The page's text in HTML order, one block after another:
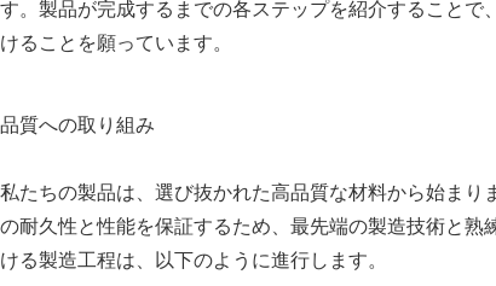
す。製品が完成するまでの各ステップを紹介すること
けることを願っています。
品質への取り組み
私たちの製品は、選び抜かれた高品質な材料から始ま
の耐久性と性能を保証するため、最先端の製造技術と
ける製造工程は、以下のように進行します。